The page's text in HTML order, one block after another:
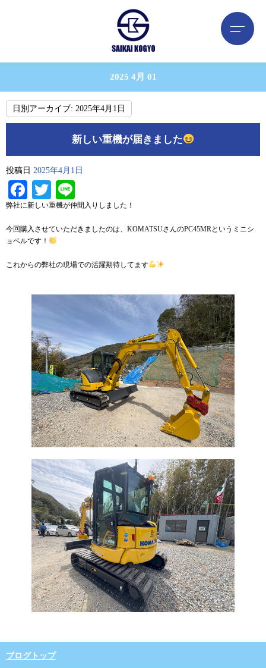
2025 4月 01
日別アーカイブ: 2025年4月1日
新しい重機が届きました
投稿日 2025年4月1日
Facebook
Twitter
弊社に新しい重機が仲間入りしました！
今回購入させていただきましたのは、KOMATSUさんのPC45MRというミニシ
ョベルです！
これからの弊社の現場での活躍期待してます
ブログトップ